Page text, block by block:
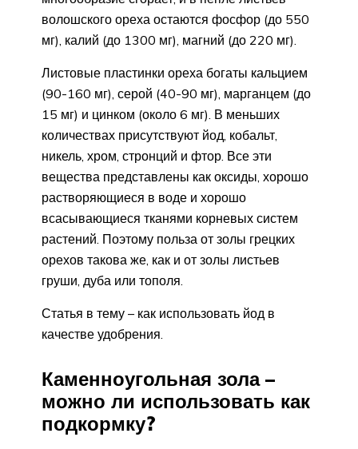
волошского ореха остаются фосфор (до 550
мг), калий (до 1300 мг), магний (до 220 мг).
Листовые пластинки ореха богаты кальцием
(90-160 мг), серой (40-90 мг), марганцем (до
15 мг) и цинком (около 6 мг). В меньших
количествах присутствуют йод, кобальт,
никель, хром, стронций и фтор. Все эти
вещества представлены как оксиды, хорошо
растворяющиеся в воде и хорошо
всасывающиеся тканями корневых систем
растений. Поэтому польза от золы грецких
орехов такова же, как и от золы листьев
груши, дуба или тополя.
Статья в тему – как использовать йод в
качестве удобрения.
Каменноугольная зола –
можно ли использовать как
подкормку?